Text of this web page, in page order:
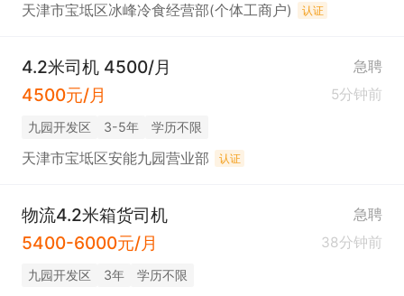
天津市宝坻区冰峰冷食经营部(个体工商户) 认证
4.2米司机 4500/月 急聘
4500元/月 5分钟前
九园开发区 3-5年 学历不限
天津市宝坻区安能九园营业部 认证
物流4.2米箱货司机 急聘
5400-6000元/月 38分钟前
九园开发区 3年 学历不限